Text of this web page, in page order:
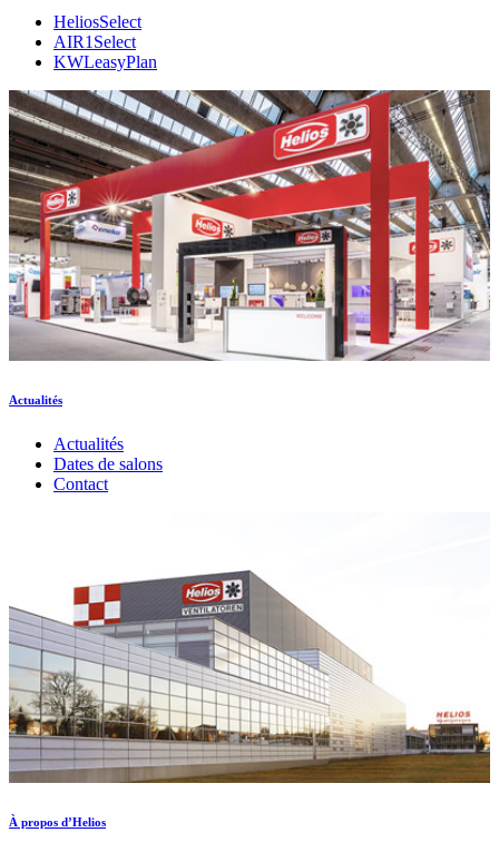
HeliosSelect
AIR1Select
KWLeasyPlan
Actualités
Actualités
Dates de salons
Contact
À propos d’Helios